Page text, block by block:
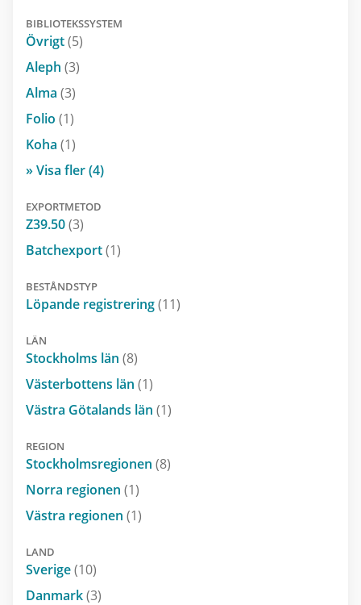
BIBLIOTEKSSYSTEM
Övrigt(5)
Aleph (3)
Alma (3)
Folio (1)
Koha (1)
» Visa fler (4)
EXPORTMETOD
Z39.50(3)
Batchexport(1)
BESTÅNDSTYP
Löpande registrering(11)
LÄN
Stockholms län (8)
Västerbottens län (1)
Västra Götalands län (1)
REGION
Stockholmsregionen (8)
Norra regionen (1)
Västra regionen (1)
LAND
Sverige(10)
Danmark(3)